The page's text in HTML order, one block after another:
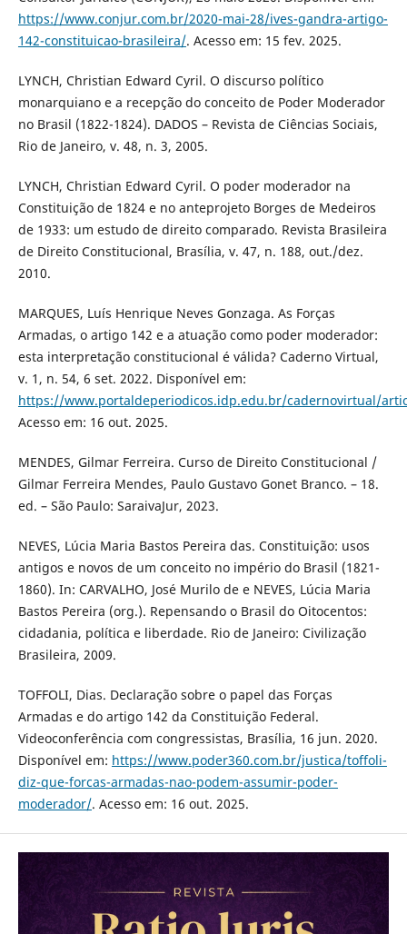
https://www.conjur.com.br/2020-mai-28/ives-gandra-artigo-
142-constituicao-brasileira/. Acesso em: 15 fev. 2025.
LYNCH, Christian Edward Cyril. O discurso político
monarquiano e a recepção do conceito de Poder Moderador
no Brasil (1822-1824). DADOS – Revista de Ciências Sociais,
Rio de Janeiro, v. 48, n. 3, 2005.
LYNCH, Christian Edward Cyril. O poder moderador na
Constituição de 1824 e no anteprojeto Borges de Medeiros
de 1933: um estudo de direito comparado. Revista Brasileira
de Direito Constitucional, Brasília, v. 47, n. 188, out./dez.
2010.
MARQUES, Luís Henrique Neves Gonzaga. As Forças
Armadas, o artigo 142 e a atuação como poder moderador:
esta interpretação constitucional é válida? Caderno Virtual,
v. 1, n. 54, 6 set. 2022. Disponível em:
https://www.portaldeperiodicos.idp.edu.br/cadernovirtual/
Acesso em: 16 out. 2025.
MENDES, Gilmar Ferreira. Curso de Direito Constitucional /
Gilmar Ferreira Mendes, Paulo Gustavo Gonet Branco. – 18.
ed. – São Paulo: SaraivaJur, 2023.
NEVES, Lúcia Maria Bastos Pereira das. Constituição: usos
antigos e novos de um conceito no império do Brasil (1821-
1860). In: CARVALHO, José Murilo de e NEVES, Lúcia Maria
Bastos Pereira (org.). Repensando o Brasil do Oitocentos:
cidadania, política e liberdade. Rio de Janeiro: Civilização
Brasileira, 2009.
TOFFOLI, Dias. Declaração sobre o papel das Forças
Armadas e do artigo 142 da Constituição Federal.
Videoconferência com congressistas, Brasília, 16 jun. 2020.
Disponível em: https://www.poder360.com.br/justica/toffoli-
diz-que-forcas-armadas-nao-podem-assumir-poder-
moderador/. Acesso em: 16 out. 2025.